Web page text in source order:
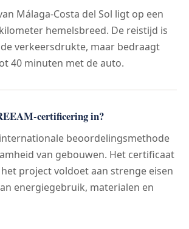
Málaga-Costa del Sol ligt op een
hemelsbreed. De reistijd is
verkeersdrukte, maar bedraagt
40 minuten met de auto.
certificering in?
internationale beoordelingsmethode
van gebouwen. Het certificaat
project voldoet aan strenge eisen
energiegebruik, materialen en